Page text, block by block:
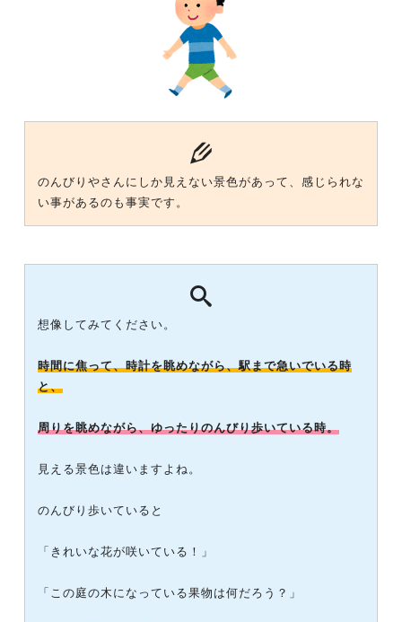
のんびりやさんにしか見えない景色があって、感じられな
い事があるのも事実です。
想像してみてください。
時間に焦って、時計を眺めながら、駅まで急いでいる時
と、
周りを眺めながら、ゆったりのんびり歩いている時。
見える景色は違いますよね。
のんびり歩いていると
「きれいな花が咲いている！」
「この庭の木になっている果物は何だろう？」